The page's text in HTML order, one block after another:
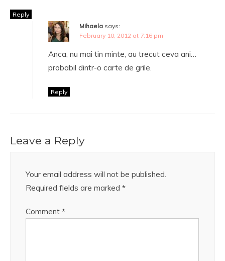
Reply
Mihaela says:
February 10, 2012 at 7:16 pm
Anca, nu mai tin minte, au trecut ceva ani…
probabil dintr-o carte de grile.
Reply
Leave a Reply
Your email address will not be published.
Required fields are marked *
Comment *